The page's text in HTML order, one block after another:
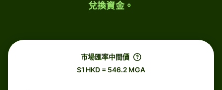
兌換資金。
市場匯率中間價
$1 HKD = 546.2 MGA